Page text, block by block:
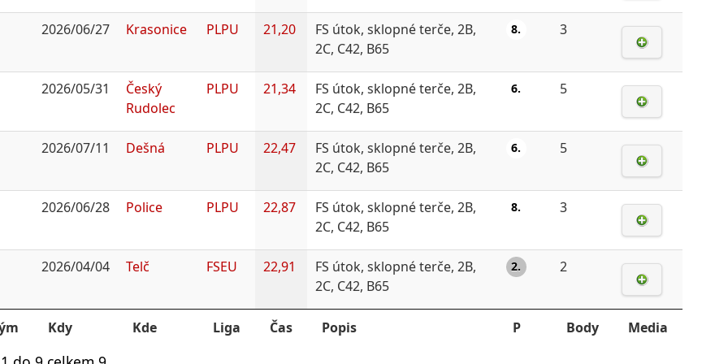
2026/06/27 Krasonice PLPU 21,20
FS útok, sklopné terče, 2B,
2C, C42, B65
8. 3
2026/05/31
Český
Rudolec
PLPU 21,34
FS útok, sklopné terče, 2B,
2C, C42, B65
6. 5
2026/07/11 Dešná PLPU 22,47
FS útok, sklopné terče, 2B,
2C, C42, B65
6. 5
2026/06/28 Police PLPU 22,87
FS útok, sklopné terče, 2B,
2C, C42, B65
8. 3
2026/04/04 Telč FSEU 22,91
FS útok, sklopné terče, 2B,
2C, C42, B65
2. 2
Kdy Kde Liga Čas Popis P Body Media